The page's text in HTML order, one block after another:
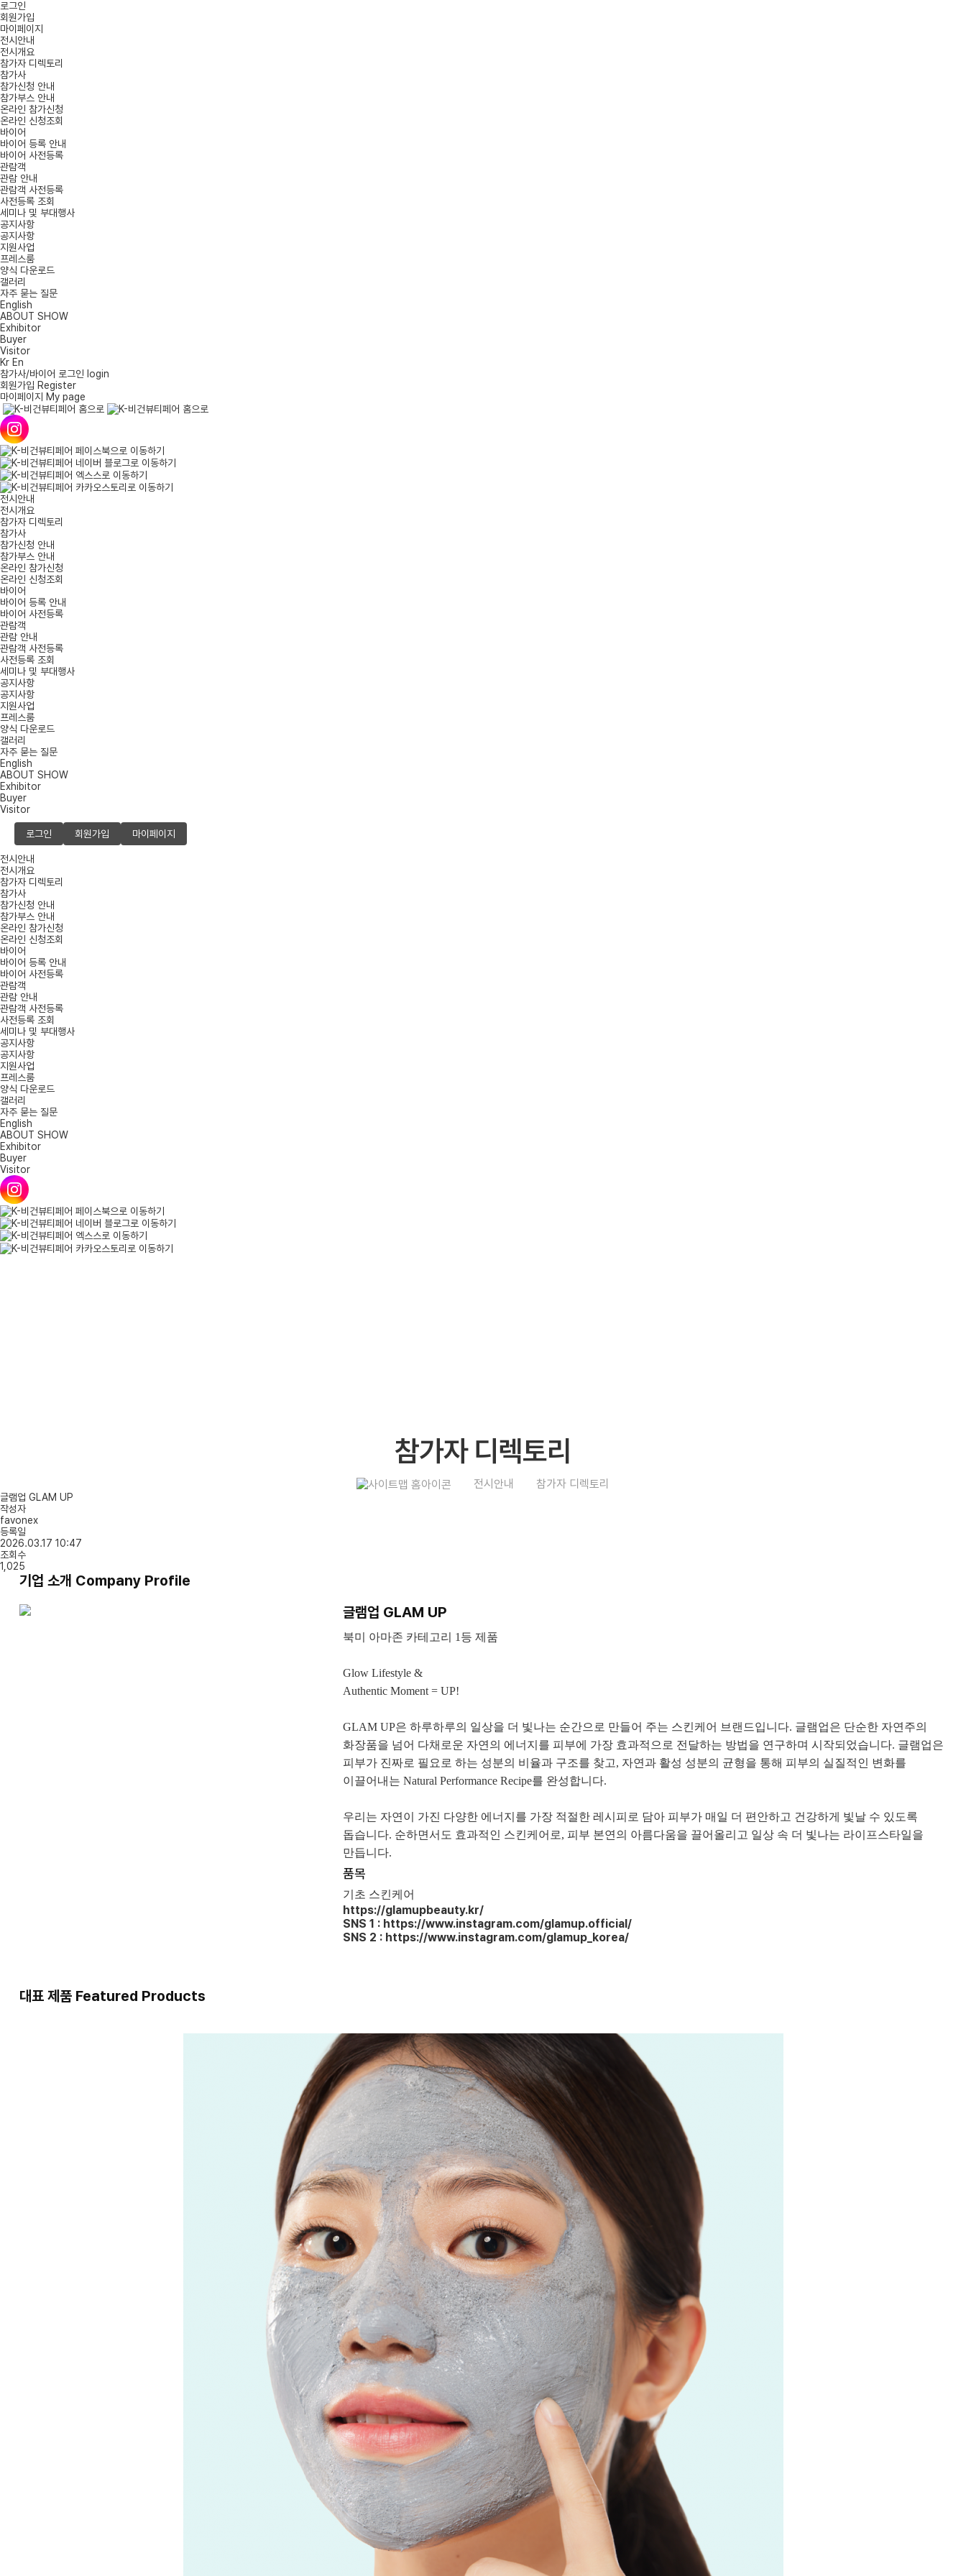
로그인
회원가입
마이페이지
전시안내
전시개요
참가자 디렉토리
참가사
참가신청 안내
참가부스 안내
온라인 참가신청
온라인 신청조회
바이어
바이어 등록 안내
바이어 사전등록
관람객
관람 안내
관람객 사전등록
사전등록 조회
세미나 및 부대행사
공지사항
공지사항
지원사업
프레스룸
양식 다운로드
갤러리
자주 묻는 질문
English
ABOUT SHOW
Exhibitor
Buyer
Visitor
Kr En
참가사/바이어 로그인 login
회원가입 Register
마이페이지 My page
전시안내
전시개요
참가자 디렉토리
참가사
참가신청 안내
참가부스 안내
온라인 참가신청
온라인 신청조회
바이어
바이어 등록 안내
바이어 사전등록
관람객
관람 안내
관람객 사전등록
사전등록 조회
세미나 및 부대행사
공지사항
공지사항
지원사업
프레스룸
양식 다운로드
갤러리
자주 묻는 질문
English
ABOUT SHOW
Exhibitor
Buyer
Visitor
로그인 회원가입 마이페이지
전시안내
전시개요
참가자 디렉토리
참가사
참가신청 안내
참가부스 안내
온라인 참가신청
온라인 신청조회
바이어
바이어 등록 안내
바이어 사전등록
관람객
관람 안내
관람객 사전등록
사전등록 조회
세미나 및 부대행사
공지사항
공지사항
지원사업
프레스룸
양식 다운로드
갤러리
자주 묻는 질문
English
ABOUT SHOW
Exhibitor
Buyer
Visitor
참가자 디렉토리
전시안내 참가자 디렉토리
글램업 GLAM UP
작성자
favonex
등록일
2026.03.17 10:47
조회수
1,025
기업 소개 Company Profile
글램업 GLAM UP
북미 아마존 카테고리 1등 제품
Glow Lifestyle &
Authentic Moment = UP!
GLAM UP은 하루하루의 일상을 더 빛나는 순간으로 만들어 주는 스킨케어 브랜드입니다. 글램업은 단순한 자연주의
화장품을 넘어 다채로운 자연의 에너지를 피부에 가장 효과적으로 전달하는 방법을 연구하며 시작되었습니다. 글램업은
피부가 진짜로 필요로 하는 성분의 비율과 구조를 찾고, 자연과 활성 성분의 균형을 통해 피부의 실질적인 변화를
이끌어내는 Natural Performance Recipe를 완성합니다.
우리는 자연이 가진 다양한 에너지를 가장 적절한 레시피로 담아 피부가 매일 더 편안하고 건강하게 빛날 수 있도록
돕습니다. 순하면서도 효과적인 스킨케어로, 피부 본연의 아름다움을 끌어올리고 일상 속 더 빛나는 라이프스타일을
만듭니다.
품목
기초 스킨케어
https://glamupbeauty.kr/
SNS 1 : https://www.instagram.com/glamup.official/
SNS 2 : https://www.instagram.com/glamup_korea/
대표 제품 Featured Products